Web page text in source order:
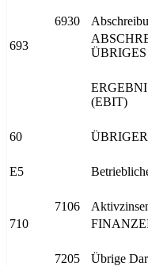
6930
693
(EBIT)
60
E5
7106
710
7205 Übrige